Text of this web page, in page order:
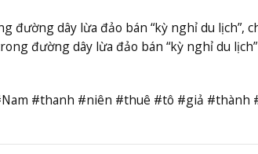
đường dây lừa đảo bán “kỳ nghỉ du lịch”,
đường dây lừa đảo bán “kỳ nghỉ du
#thanh #niên #thuê #tô #giả